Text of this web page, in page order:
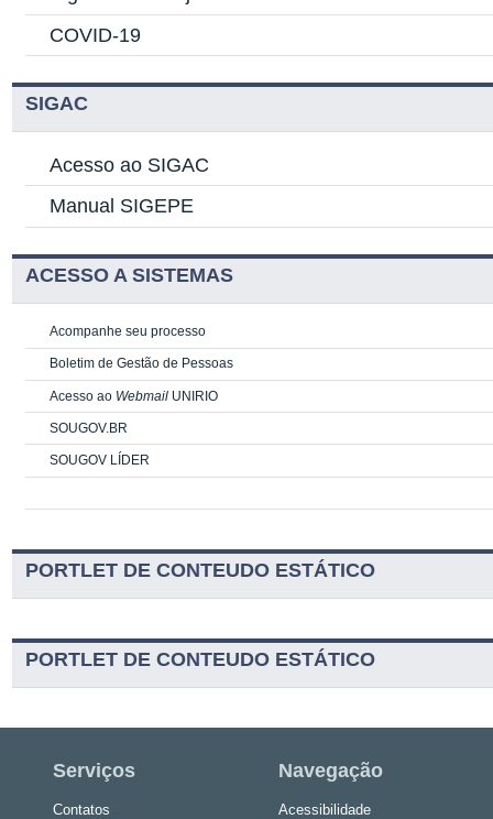
COVID-19
SIGAC
Acesso ao SIGAC
Manual SIGEPE
ACESSO A SISTEMAS
Acompanhe seu processo
Boletim de Gestão de Pessoas
Acesso ao Webmail UNIRIO
SOUGOV.BR
SOUGOV LÍDER
PORTLET DE CONTEUDO ESTÁTICO
PORTLET DE CONTEUDO ESTÁTICO
Serviços
Contatos
Navegação
Acessibilidade